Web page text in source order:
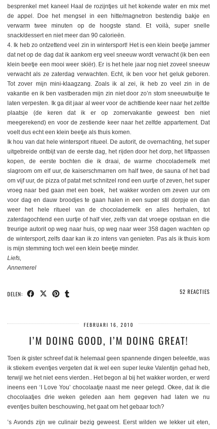
besprenkel met kaneel Haal de rozijntjes uit het kokende water en mix met
de appel. Doe het mengsel in een hitte/magnetron bestendig bakje en
verwarm twee minuten op de hoogste stand. Et voilà, super snelle
snack/dessert en niet meer dan 90 calorieën.
4. Ik heb zo ontzettend veel zin in wintersport! Het is een klein beetje jammer
dat net op de dag dat ik aankom erg veel sneeuw wordt verwacht (ik ben een
klein beetje een mooi weer skiër). Er is het hele jaar nog niet zoveel sneeuw
verwacht als ze zaterdag verwachten. Echt, ik ben voor het geluk geboren.
Tot zover mijn mini-klaagzang. Zoals ik al zei, ik heb zo veel zin in de
vakantie en ik ben vastberaden mijn zin niet door zo’n stom sneeuwbuitje te
laten verpesten. Ik ga dit jaar al weer voor de achttiende keer naar het zelfde
plaatsje (de keren dat ik er op zomervakantie geweest ben niet
meegerekend) en voor de zestiende keer naar het zelfde appartement. Dat
voelt dus echt een klein beetje als thuis komen.
Ik hou van dat hele wintersport ritueel. De autorit, de overnachting, het super
uitgebreide ontbijt van de eerste dag, het rijden door het dorp, het liftpassen
kopen, de eerste bochten die ik draai, de warme chocolademelk met
slagroom om elf uur, de kaiserschmarren om half twee, de sauna of het bad
om vijf uur, de pizza of patat met schnitzel rond een uurtje of zeven, het super
vroeg naar bed gaan met een boek, het wakker worden om zeven uur om
voor dag en dauw broodjes te gaan halen in een super stil dorpje en dan
weer het hele ritueel van de chocolademelk en alles herhalen, tot
zaterdagochtend een uurtje of half vier, zelfs van dat vroege opstaan en die
treurige autorit op weg naar huis, op weg naar weer 358 dagen wachten op
de wintersport, zelfs daar kan ik zo intens van genieten. Pas als ik thuis kom
is mijn stemming toch wel een klein beetje minder.
Liefs,
Annemerel
DELEN: 52 REACTIES
FEBRUARI 16, 2010
I’M DOING GOOD, I’M DOING GREAT!
Toen ik gister schreef dat ik helemaal geen spannende dingen beleefde, was
ik stiekem eventjes vergeten dat ik wel een super leuke Valentijn gehad heb,
terwijl we het niet eens vierden.. Het begon al bij het wakker worden, er werd
ineens een ‘I Love You’ chocolaatje naast me neer gelegd. Okee, dat ik die
chocolaatjes drie weken geleden aan hem gegeven had laten we nu
eventjes buiten beschouwing, het gaat om het gebaar toch?
’s Avonds zijn we culinair bezig geweest. Eerst wilden we lekker uit eten,